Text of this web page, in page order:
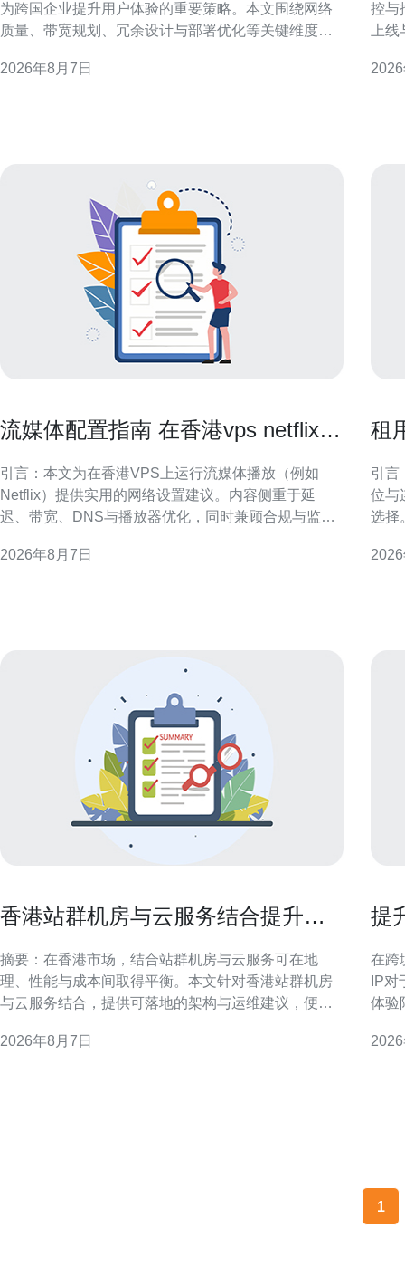
为跨国企业提升用户体验的重要策略。本文围绕网络
质量、带宽规划、冗余设计与部署优化等关键维度，
者快速锁定合适方案。 什么是香港CN2企业云产品 香
2026年8月7日
控与
上
思路
流媒体配置指南 在香港vps netflix上
引言：本文为在香港VPS上运行流媒体播放（例如
Netflix）提供实用的网络设置建议。内容侧重于延
迟、带宽、DNS与播放器优化，同时兼顾合规与监控
VPS作为流媒体节点 香港地理位置优越，国际出口链
2026年8月7日
租
引言
位与
选择
估框
香港站群机房与云服务结合提升弹
摘要：在香港市场，结合站群机房与云服务可在地
理、性能与成本间取得平衡。本文针对香港站群机房
与云服务结合，提供可落地的架构与运维建议，便于
服务结合的必要性 香港作为区域网络枢纽，站群机房
2026年8月7日
提
在跨
IP
体验
方案
1